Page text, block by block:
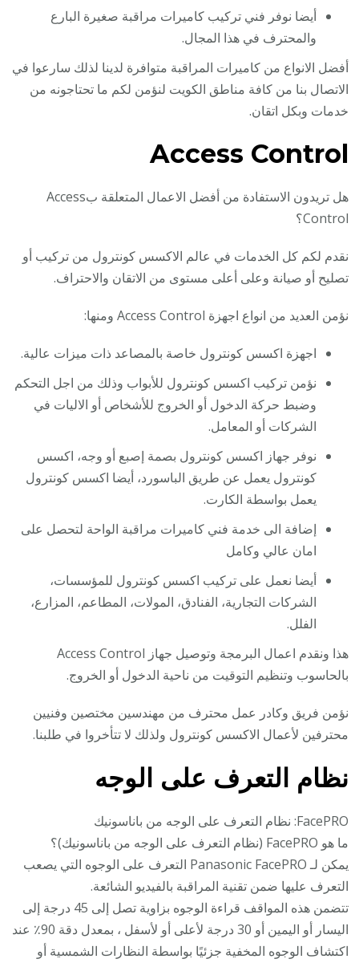
أيضا نوفر فني تركيب كاميرات مراقبة صغيرة البارع
والمحترف في هذا المجال.
أفضل الانواع من كاميرات المراقبة متوافرة لدينا لذلك سارعوا في
الاتصال بنا من كافة مناطق الكويت لنؤمن لكم ما تحتاجونه من
خدمات وبكل اتقان.
Access Control
هل تريدون الاستفادة من أفضل الاعمال المتعلقة بAccess
Control؟
نقدم لكم كل الخدمات في عالم الاكسس كونترول من تركيب أو
تصليح أو صيانة وعلى أعلى مستوى من الاتقان والاحتراف.
نؤمن العديد من انواع اجهزة Access Control ومنها:
اجهزة اكسس كونترول خاصة بالمصاعد ذات ميزات عالية.
نؤمن تركيب اكسس كونترول للأبواب وذلك من اجل التحكم
وضبط حركة الدخول أو الخروج للأشخاص أو الاليات في
الشركات أو المعامل.
نوفر جهاز اكسس كونترول بصمة إصبع أو وجه، اكسس
كونترول يعمل عن طريق الباسورد، أيضا اكسس كونترول
يعمل بواسطة الكارت.
إضافة الى خدمة فني كاميرات مراقبة الواحة لتحصل على
امان عالي وكامل
أيضا نعمل على تركيب اكسس كونترول للمؤسسات،
الشركات التجارية، الفنادق، المولات، المطاعم، المزارع،
الفلل.
هذا ونقدم اعمال البرمجة وتوصيل جهاز Access Control
بالحاسوب وتنظيم التوقيت من ناحية الدخول أو الخروج.
نؤمن فريق وكادر عمل محترف من مهندسين مختصين وفنيين
محترفين لأعمال الاكسس كونترول ولذلك لا تتأخروا في طلبنا.
نظام التعرف على الوجه
FacePRO: نظام التعرف على الوجه من باناسونيك
ما هو FacePRO (نظام التعرف على الوجه من باناسونيك)؟
يمكن لـ Panasonic FacePRO التعرف على الوجوه التي يصعب
التعرف عليها ضمن تقنية المراقبة بالفيديو الشائعة.
تتضمن هذه المواقف قراءة الوجوه بزاوية تصل إلى 45 درجة إلى
اليسار أو اليمين أو 30 درجة لأعلى أو لأسفل ، بمعدل دقة 90٪ عند
اكتشاف الوجوه المخفية جزئيًا بواسطة النظارات الشمسية أو